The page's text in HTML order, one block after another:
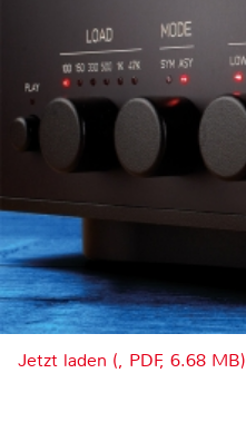
Jetzt laden (, PDF, 6.68 MB)